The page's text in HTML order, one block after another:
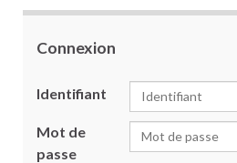
Connexion
Identifiant
Mot de
passe